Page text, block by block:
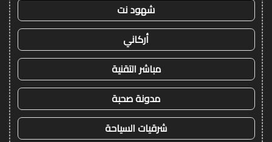
شهود نت
أركاني
مباشر التقنية
مدونة صحبة
شرقيات السياحة